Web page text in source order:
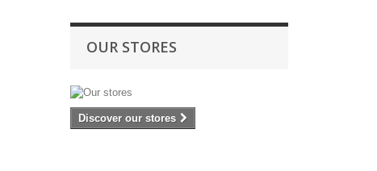
OUR STORES
Discover our stores